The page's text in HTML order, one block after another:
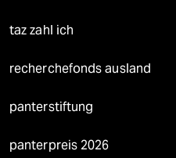
taz zahl ich
recherchefonds ausland
panterstiftung
panterpreis 2026